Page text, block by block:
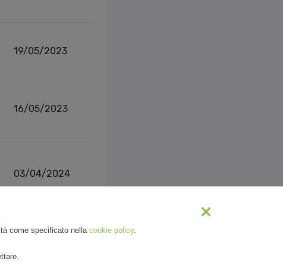
19/05/2023
16/05/2023
03/04/2024
2 Next
come specificato nella cookie policy.